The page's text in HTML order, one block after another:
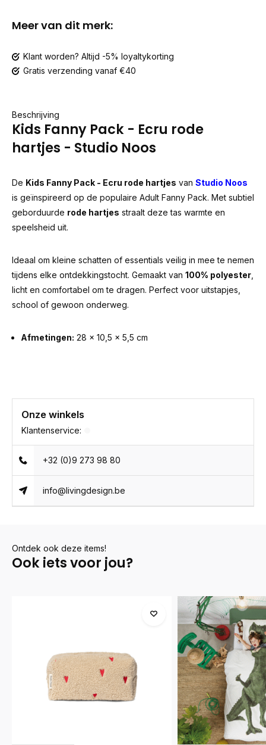
Meer van dit merk:
Klant worden? Altijd -5% loyaltykorting
Gratis verzending vanaf €40
Beschrijving
Kids Fanny Pack - Ecru rode
hartjes - Studio Noos
De Kids Fanny Pack - Ecru rode hartjes van Studio Noos
is geïnspireerd op de populaire Adult Fanny Pack. Met subtiel
geborduurde rode hartjes straalt deze tas warmte en
speelsheid uit.
Ideaal om kleine schatten of essentials veilig in mee te nemen
tijdens elke ontdekkingstocht. Gemaakt van 100% polyester
licht en comfortabel om te dragen. Perfect voor uitstapjes,
school of gewoon onderweg.
Afmetingen: 28 × 10,5 × 5,5 cm
Onze winkels
Klantenservice:
+32 (0)9 273 98 80
info@livingdesign.be
Ontdek ook deze items!
Ook iets voor jou?